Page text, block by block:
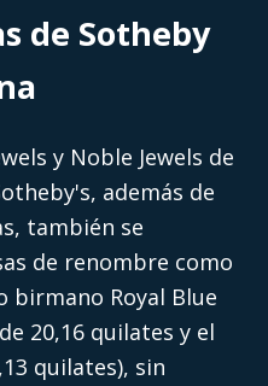
de Sotheby
y Noble Jewels de
además de
también se
de renombre como
birmano Royal Blue
20,16 quilates y el
quilates), sin